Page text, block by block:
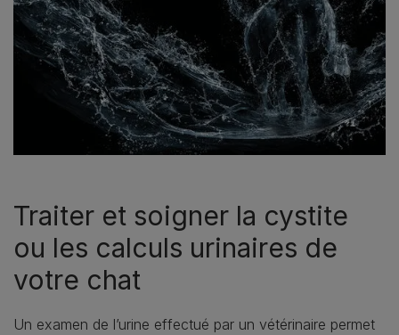
Traiter et soigner la cystite
ou les calculs urinaires de
votre chat
Un examen de l’urine effectué par un vétérinaire permet